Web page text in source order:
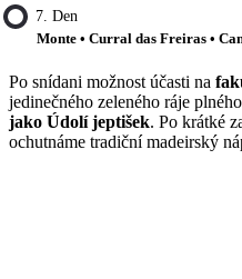
7. Den
Monte • Curral das Freiras •
Po snídani možnost účasti na
jedinečného zeleného ráje
jako Údolí jeptišek. Po krátké
ochutnáme tradiční madeirský